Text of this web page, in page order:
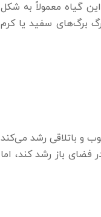
گیاه معمولاً به شکل
برگ‌های سفید یا کرم
و باتلاقی رشد می‌کند
دمای بالا حساس است. در شرایط ایده‌آل، این گیاه می‌تواند تا 5 متر در فضای باز رشد کند، اما